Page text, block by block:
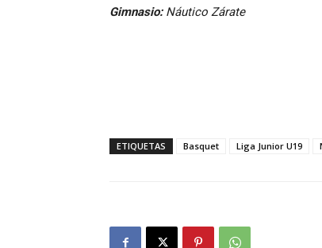
Gimnasio:Náutico Zárate
ETIQUETAS Basquet Liga Junior U19